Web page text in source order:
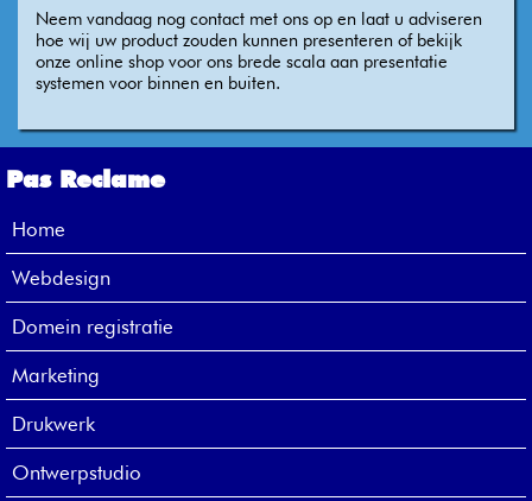
Neem vandaag nog contact met ons op en laat u adviseren
hoe wij uw product zouden kunnen presenteren of bekijk
onze online shop voor ons brede scala aan presentatie
systemen voor binnen en buiten.
Pas Reclame
Home
Webdesign
Domein registratie
Marketing
Drukwerk
Ontwerpstudio